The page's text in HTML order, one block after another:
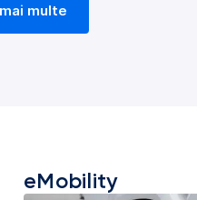
multe
eMobility